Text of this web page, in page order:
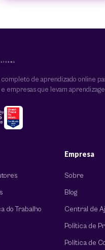
de aprendizado online
empresas que levam
do Trabalho
Empresa
Sobre
Blog
Central de
Política de
Política de